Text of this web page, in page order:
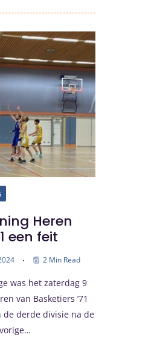
Heren
een feit
2 Min Read
was het zaterdag 9
van Basketiers ’71
derde divisie na de